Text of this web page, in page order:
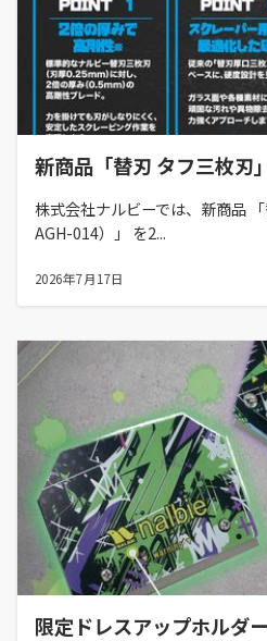
新商品「替刃 タフ三枚刃
株式会社ナルビーでは、新商品
AGH-014）」 を2...
2026年7月17日
限定ドレスアップホルダ